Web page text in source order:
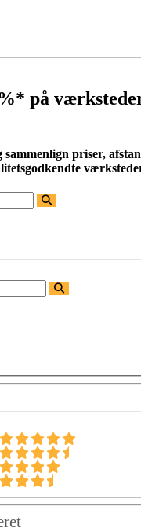
på
priser,